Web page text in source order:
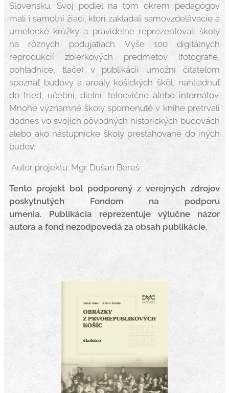
Slovensku. Svoj podiel na tom okrem pedagógov
mali i samotní žiaci, ktorí zakladali samovzdelávacie a
umelecké krúžky a pravidelne reprezentovali školy
na rôznych podujatiach. Vyše 100 digitálnych
reprodukcií zbierkových predmetov (fotografie,
pohľadnice, tlače) v publikácii umožní čitateľom
spoznať budovy a areály košických škôl, nahliadnuť
do tried, učební, dielní, telocvične alebo internátov.
Mnohé významné školy spomenuté v knihe pretrvali
dodnes vo svojich pôvodných historických budovách
alebo ako nástupnícke školy presťahované do iných
budov.
Autor projektu: Mgr. Dušan Béreš
Tento projekt bol podporený z verejných zdrojov
poskytnutých Fondom na podporu
umenia. Publikácia reprezentuje výlučne názor
autora a fond nezodpovedá za obsah publikácie.